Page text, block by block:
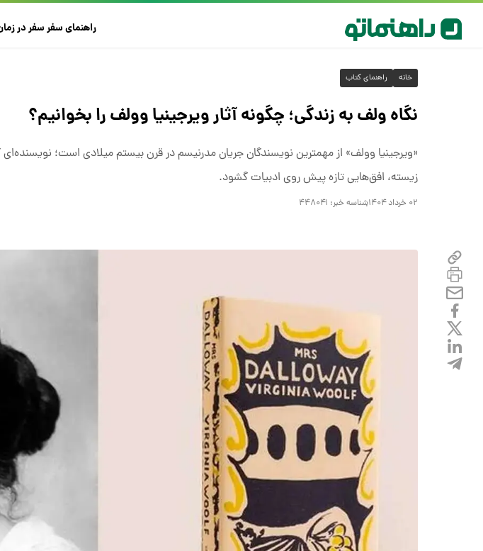
راهنمای سفرسفر در
خانه راهنمای کتاب
نگاه ولف به زندگی؛ چگونه آثار ویرجینیا وولف را بخوانیم؟
«ویرجینیا وولف» از مهمترین نویسندگان جریان مدرنیسم در قرن بیستم میلادی است؛ نویسنده‌ای
زیسته، افق‌هایی تازه پیش روی ادبیات گشود.
۰۲ خرداد ۱۴۰۴ شناسه خبر: ۴۴۸۰۴۱